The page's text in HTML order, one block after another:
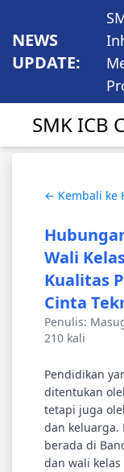
NEWS
UPDATE:
SMK
SMK ICB
← Kembali ke
Wali
Kualitas
Cinta
Penulis:
210 kali
Pendidikan
ditentukan
tetapi juga
dan keluarga.
berada di
dan wali